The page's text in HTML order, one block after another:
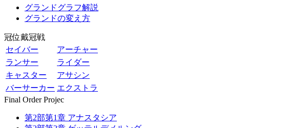
グランドグラフ解説
グランドの変え方
冠位戴冠戦
セイバー
アーチャー
ランサー
ライダー
キャスター
アサシン
バーサーカー エクストラ
Final Order Projec
第2部第1章 アナスタシア